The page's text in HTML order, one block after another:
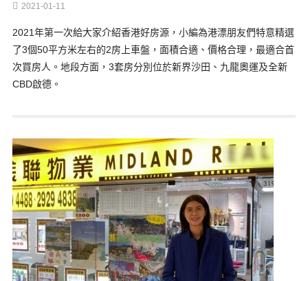
2021-01-11
2021年第一次給大家介紹香港好房源，小編為港漂朋友們特意精選
了3個50平方米左右的2房上車盤，面積合適、價格合理，最適合首
次買房人。地段方面，3套房分別位於新界沙田、九龍奧運及全新
CBD啟德。